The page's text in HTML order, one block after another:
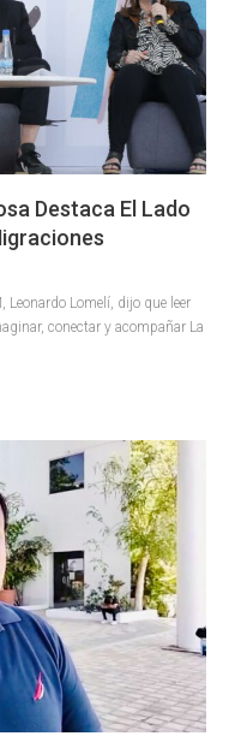
Destaca El Lado
Leonardo Lomelí, dijo que leer
conectar y acompañar La